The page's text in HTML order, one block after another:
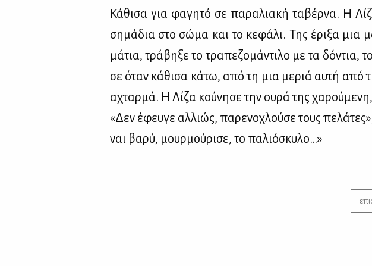
Κά­θι­σα για φα­γη­τό σε πα­ρα­λια­κή τα­βέρ­να. Η
ση­μά­δια στο σώ­μα και το κε­φά­λι. Της έρι­ξα μια
μά­τια, τρά­βη­ξε το τρα­πε­ζο­μά­ντι­λο με τα δό­ντια,
σε όταν κά­θι­σα κά­τω, από τη μια με­ριά αυ­τή από
αχταρ­μά. Η Λί­ζα κού­νη­σε την ου­ρά της
«Δεν έφευ­γε αλ­λιώς, πα­ρε­νο­χλού­σε τους
ναι βα­ρύ, μουρ­μού­ρι­σε, το πα­λιό­σκυ­λο…»